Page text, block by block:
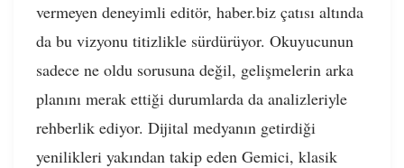
vermeyen deneyimli editör, haber.biz çatısı altında
da bu vizyonu titizlikle sürdürüyor. Okuyucunun
sadece ne oldu sorusuna değil, gelişmelerin arka
planını merak ettiği durumlarda da analizleriyle
rehberlik ediyor. Dijital medyanın getirdiği
yenilikleri yakından takip eden Gemici, klasik